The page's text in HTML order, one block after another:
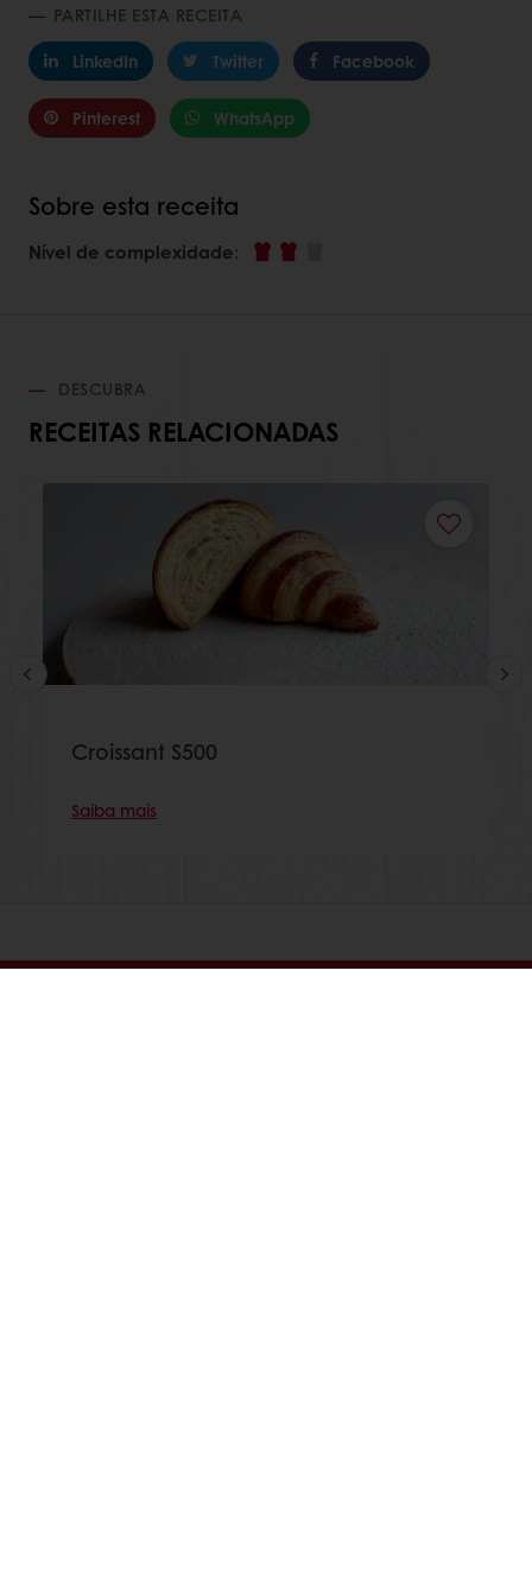
PARTILHE ESTA RECEITA
LinkedIn
Twitter Facebook
Pinterest WhatsApp
Sobre esta receita
Nível de complexidade:
DESCUBRA
RECEITAS RELACIONADAS
Croissant S500
Saiba mais